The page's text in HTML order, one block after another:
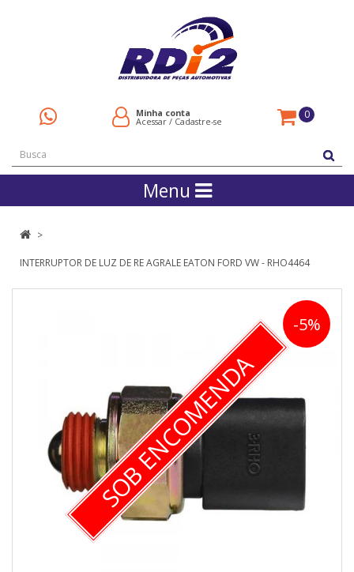
Minha conta
Acessar / Cadastre-se
0
Menu
INTERRUPTOR DE LUZ DE RE AGRALE EATON FORD VW - RHO4464
SOB ENCOMENDA
-5%